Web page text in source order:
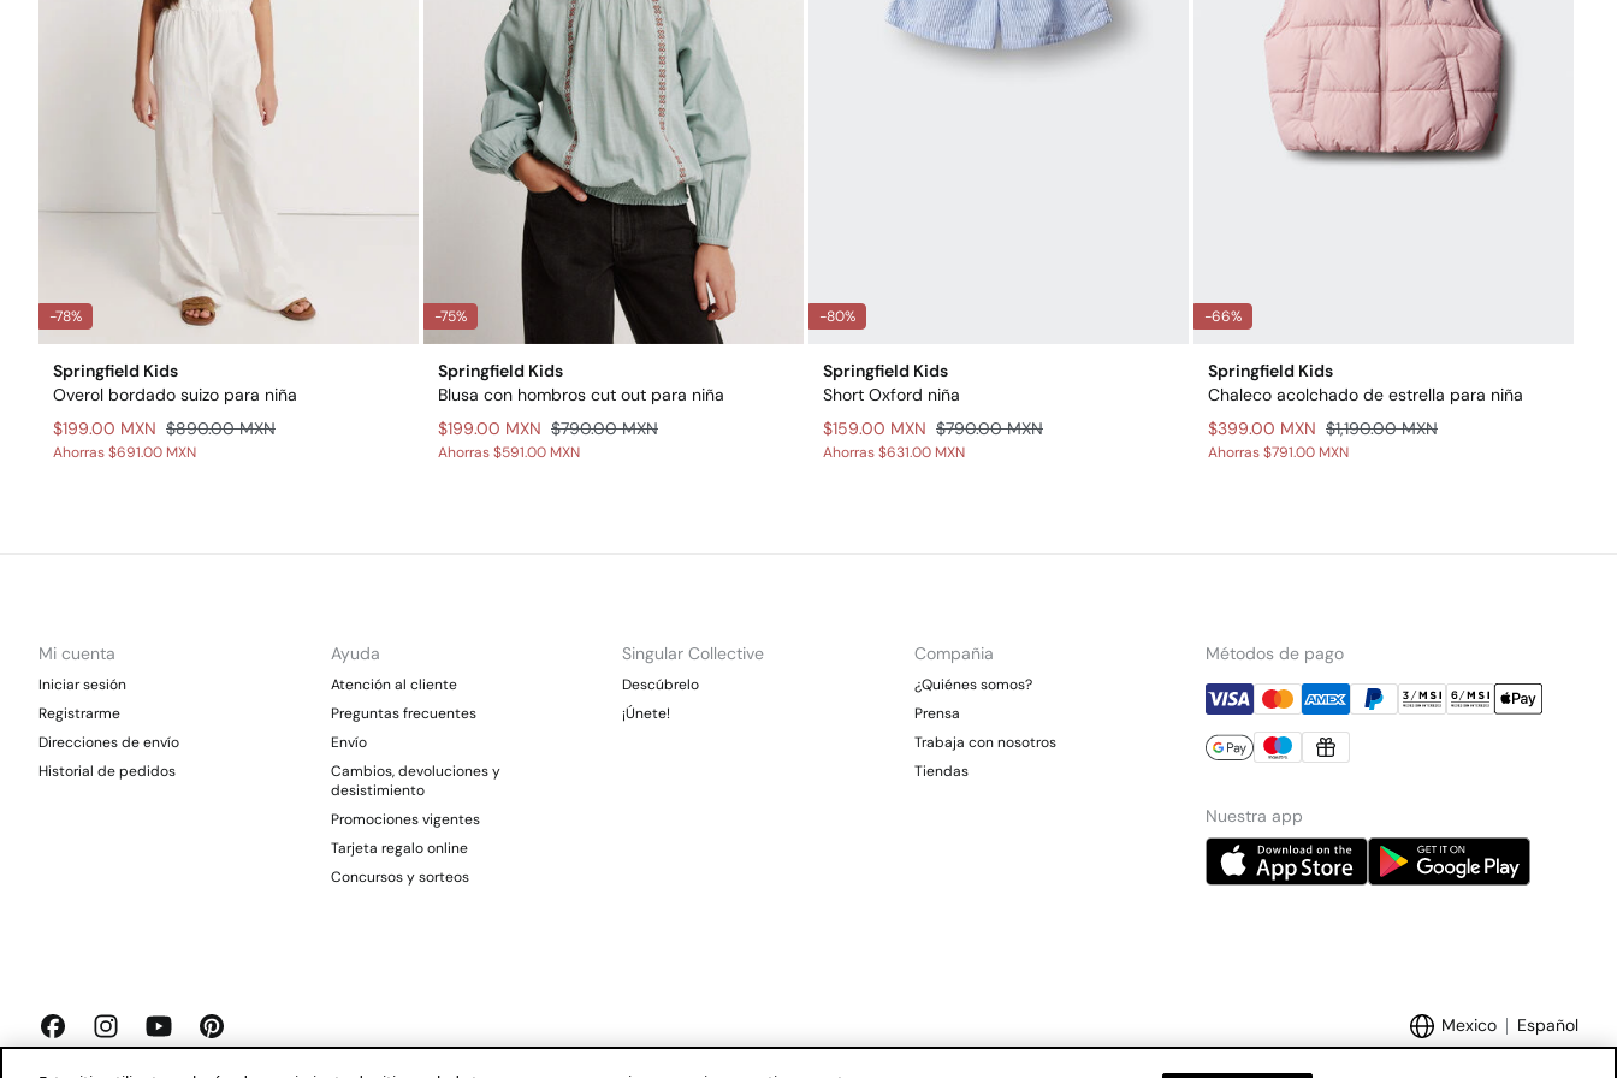
-78%
Springfield Kids
Overol bordado suizo para niña
$199.00 MXN $890.00 MXN
Ahorras$691.00 MXN
-75%
Springfield Kids
Blusa con hombros cut out para niña
$199.00 MXN $790.00 MXN
Ahorras$591.00 MXN
-80%
Springfield Kids
Short Oxford niña
$159.00 MXN $790.00 MXN
Ahorras$631.00 MXN
-66%
Springfield Kids
Chaleco acolchado de estrella para niña
$399.00 MXN $1,190.00 MXN
Ahorras$791.00 MXN
Mi cuenta
Iniciar sesión
Registrarme
Direcciones de envío
Historial de pedidos
Ayuda
Atención al cliente
Preguntas frecuentes
Envío
Cambios, devoluciones y
desistimiento
Promociones vigentes
Tarjeta regalo online
Concursos y sorteos
Singular Collective
Descúbrelo
¡Únete!
Compañia
¿Quiénes somos?
Prensa
Trabaja con nosotros
Tiendas
Métodos de pago
Nuestra app
Mexico Español